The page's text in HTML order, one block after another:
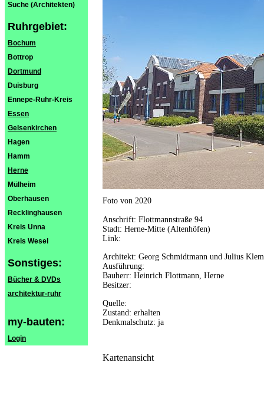
Suche (Architekten)
Ruhrgebiet:
Bochum
Bottrop
Dortmund
Duisburg
Ennepe-Ruhr-Kreis
Essen
Gelsenkirchen
Hagen
Hamm
Herne
Mülheim
Oberhausen
Recklinghausen
Kreis Unna
Kreis Wesel
Sonstiges:
Bücher & DVDs
architektur-ruhr
my-bauten:
Login
Foto von 2020
Anschrift: Flottmannstraße 94
Stadt: Herne-Mitte (Altenhöfen)
Link:
Architekt: Georg Schmidtmann und Julius
Ausführung:
Bauherr: Heinrich Flottmann, Herne
Besitzer:
Quelle:
Zustand: erhalten
Denkmalschutz: ja
Kartenansicht